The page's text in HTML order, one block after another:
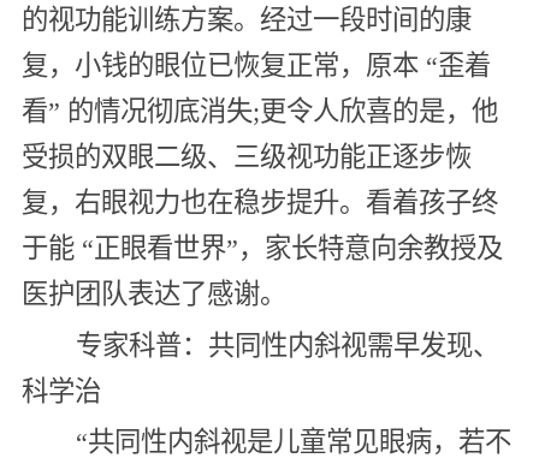
的视功能训练方案。经过一段时间的康
复，小钱的眼位已恢复正常，原本 “歪着
看” 的情况彻底消失;更令人欣喜的是，他
受损的双眼二级、三级视功能正逐步恢
复，右眼视力也在稳步提升。看着孩子终
于能 “正眼看世界”，家长特意向余教授及
医护团队表达了感谢。
专家科普：共同性内斜视需早发现、
科学治
“共同性内斜视是儿童常见眼病，若不